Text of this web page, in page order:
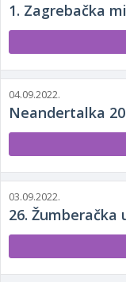
1. Zagrebačka
04.09.2022.
Neandertalka
03.09.2022.
26.